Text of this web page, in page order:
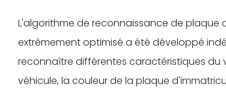
L'algorithme de reconnaissance de plaque
extrêmement optimisé a été développé
reconnaître différentes caractéristiques du
véhicule, la couleur de la plaque